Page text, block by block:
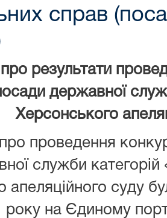
справ
результати
державної
Херсонського
проведення
служби
апеляційного суду
року на Єдиному